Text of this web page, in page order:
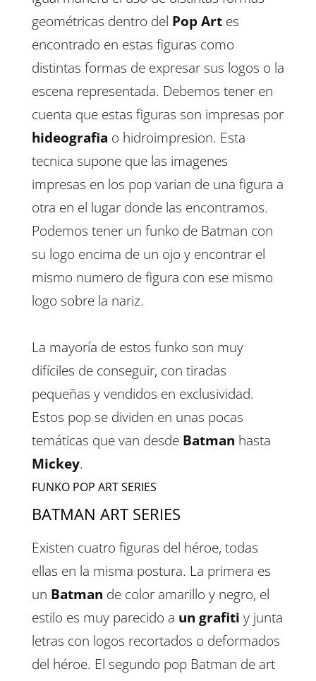
geométricas dentro del Pop Artes
encontrado en estas figuras como
distintas formas de expresar sus logos o la
escena representada. Debemos tener en
cuenta que estas figuras son impresas por
hideografia o hidroimpresion. Esta
tecnica supone que las imagenes
impresas en los pop varian de una figura a
otra en el lugar donde las encontramos.
Podemos tener un funko de Batman con
su logo encima de un ojo y encontrar el
mismo numero de figura con ese mismo
logo sobre la nariz.
La mayoría de estos funko son muy
difíciles de conseguir, con tiradas
pequeñas y vendidos en exclusividad.
Estos pop se dividen en unas pocas
temáticas que van desde Batman hasta
Mickey.
FUNKO POP ART SERIES
BATMAN ART SERIES
Existen cuatro figuras del héroe, todas
ellas en la misma postura. La primera es
un Batman de color amarillo y negro, el
estilo es muy parecido a un grafiti y junta
letras con logos recortados o deformados
del héroe. El segundo pop Batman de art